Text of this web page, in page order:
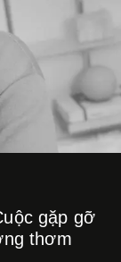
gặp gỡ
thơm